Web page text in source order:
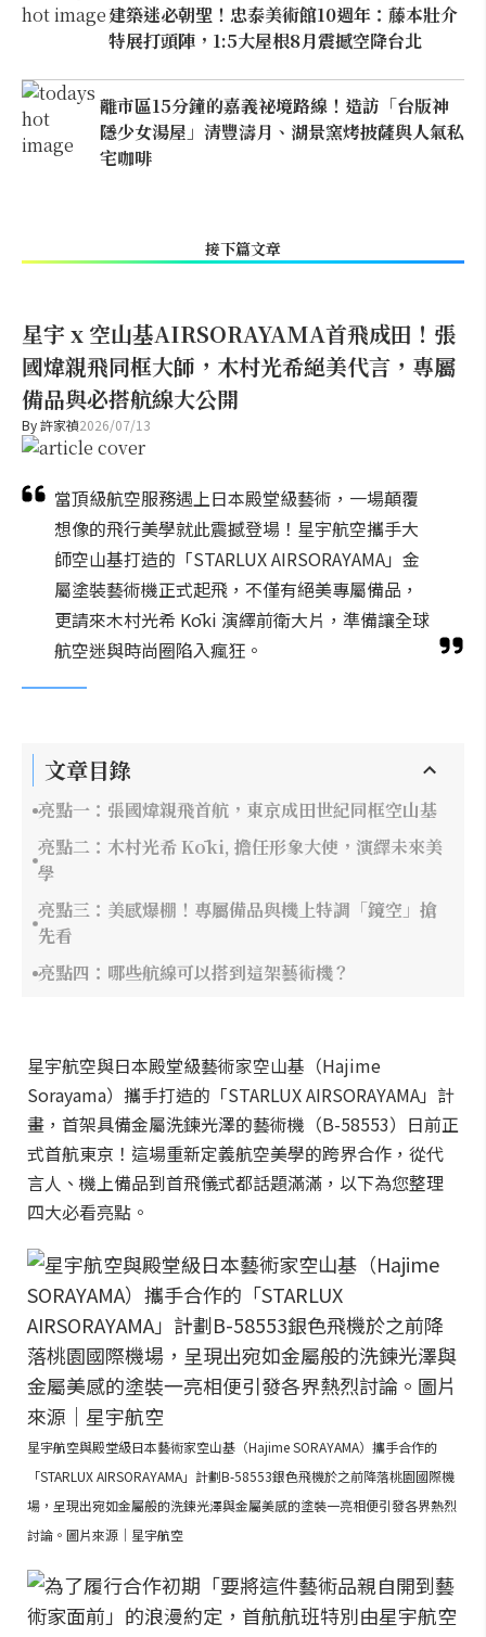
建築迷必朝聖！忠泰美術館10週年：藤本壯介
特展打頭陣，1:5大屋根8月震撼空降台北
離市區15分鐘的嘉義祕境路線！造訪「台版神
隱少女湯屋」清豐濤月、湖景窯烤披薩與人氣私
宅咖啡
接下篇文章
星宇 x 空山基AIRSORAYAMA首飛成田！張
國煒親飛同框大師，木村光希絕美代言，專屬
備品與必搭航線大公開
By許家禎2026/07/13
當頂級航空服務遇上日本殿堂級藝術，一場顛覆
想像的飛行美學就此震撼登場！星宇航空攜手大
師空山基打造的「STARLUX AIRSORAYAMA」金
屬塗裝藝術機正式起飛，不僅有絕美專屬備品，
更請來木村光希 Kōki 演繹前衛大片，準備讓全球
航空迷與時尚圈陷入瘋狂。
文章目錄
亮點一：張國煒親飛首航，東京成田世紀同框空山基
亮點二：木村光希 Kōki, 擔任形象大使，演繹未來美
學
亮點三：美感爆棚！專屬備品與機上特調「鏡空」搶
先看
亮點四：哪些航線可以搭到這架藝術機？
星宇航空與日本殿堂級藝術家空山基（Hajime
Sorayama）攜手打造的「STARLUX AIRSORAYAMA」計
畫，首架具備金屬洗鍊光澤的藝術機（B-58553）日前正
式首航東京！這場重新定義航空美學的跨界合作，從代
言人、機上備品到首飛儀式都話題滿滿，以下為您整理
四大必看亮點。
星宇航空與殿堂級日本藝術家空山基（Hajime SORAYAMA）攜手合作的
「STARLUX AIRSORAYAMA」計劃B-58553銀色飛機於之前降落桃園國際機
場，呈現出宛如金屬般的洗鍊光澤與金屬美感的塗裝一亮相便引發各界熱烈
討論。圖片來源｜星宇航空